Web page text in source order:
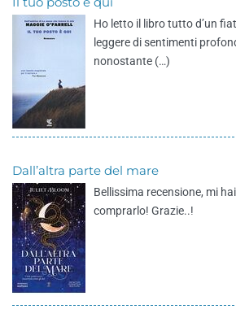
Ho letto il libro tutto d’un
leggere di sentimenti
nonostante (…)
Dall’altra parte del mare
Bellissima recensione, mi
comprarlo! Grazie..!